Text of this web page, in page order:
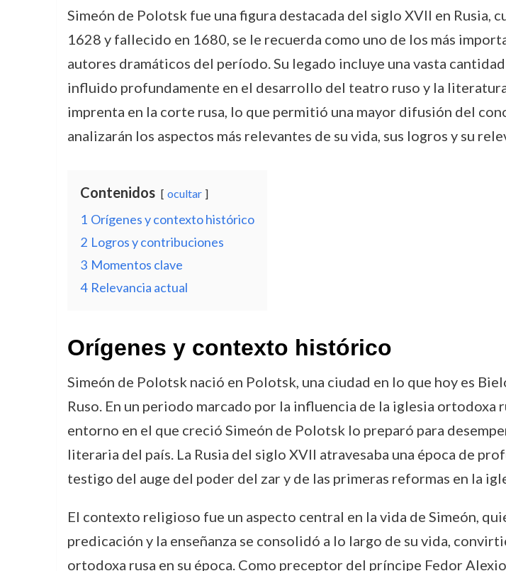
Simeón de Polotsk fue una figura destacada del siglo XVII en Rusia,
1628 y fallecido en 1680, se le recuerda como uno de los más
autores dramáticos del período. Su legado incluye una vasta
influido profundamente en el desarrollo del teatro ruso y la
imprenta en la corte rusa, lo que permitió una mayor difusión del
analizarán los aspectos más relevantes de su vida, sus logros y su
Contenidos ocultar
1 Orígenes y contexto histórico
2 Logros y contribuciones
3 Momentos clave
4 Relevancia actual
Orígenes y contexto histórico
Simeón de Polotsk nació en Polotsk, una ciudad en lo que hoy es
Ruso. En un periodo marcado por la influencia de la iglesia ortodoxa
entorno en el que creció Simeón de Polotsk lo preparó para
literaria del país. La Rusia del siglo XVII atravesaba una época de
testigo del auge del poder del zar y de las primeras reformas en la
El contexto religioso fue un aspecto central en la vida de Simeón,
predicación y la enseñanza se consolidó a lo largo de su vida,
ortodoxa rusa en su época. Como preceptor del príncipe Fedor